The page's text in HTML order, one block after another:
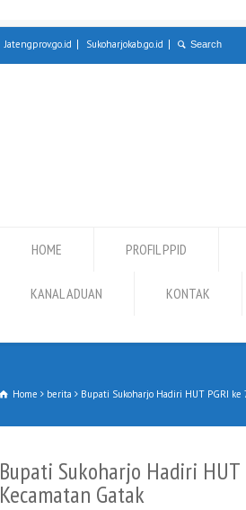
Jatengprov.go.id Sukoharjokab.go.id
HOME PROFIL PPID
KANAL ADUAN KONTAK
Home berita Bupati Sukoharjo Hadiri HUT PGRI
Bupati Sukoharjo Hadiri
Kecamatan Gatak